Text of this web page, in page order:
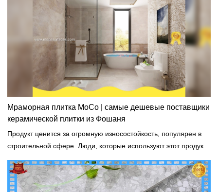
производительности, качества, внешнего вида и т. д. и
пользуется хорошей репутацией на рынке. Поверхности
MoCo& Ceramica обобщает дефекты прошлых продуктов и
постоянно их улучшает. Технические характеристики
керамогранита Snow White 750x1500 с мраморной текстурой,
напольной плитки для гостиной и ресторана, могут быть
изменены в соответствии с вашими потребностями.
Мраморная плитка MoCo | самые дешевые поставщики
керамической плитки из Фошаня
Продукт ценится за огромную износостойкость, популярен в
строительной сфере. Люди, которые используют этот продукт,